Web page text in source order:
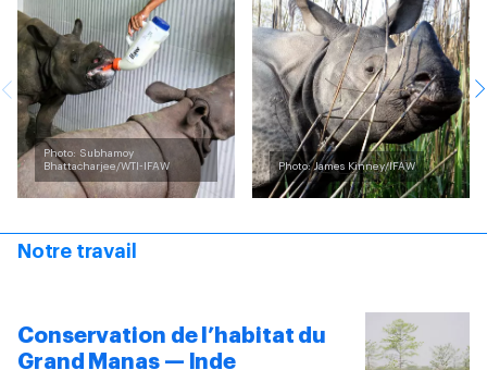
Photo: Subhamoy
Bhattacharjee/WTI-IFAW
Photo: James Kinney/IFAW
Notre travail
Conservation de l’habitat du
Grand Manas — Inde